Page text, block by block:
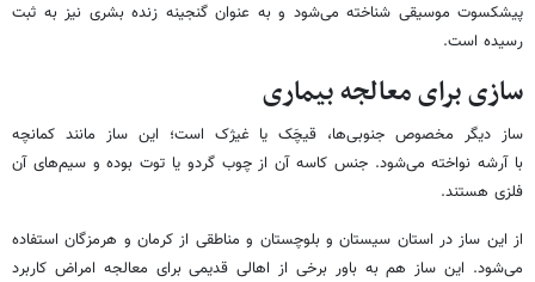
پیشکسوت موسیقی شناخته می‌شود و به عنوان گنجینه زنده بشری نیز به ثبت
رسیده است.
سازی برای معالجه بیماری
ساز دیگر مخصوص جنوبی‌ها، قیچَک یا غیژک است؛ این ساز مانند کمانچه
با آرشه نواخته می‌شود. جنس کاسه آن از چوب گردو یا توت بوده و سیم‌های آن
فلزی هستند.
از این ساز در استان سیستان و بلوچستان و مناطقی از کرمان و هرمزگان استفاده
می‌شود. این ساز هم به باور برخی از اهالی قدیمی برای معالجه امراض کاربرد